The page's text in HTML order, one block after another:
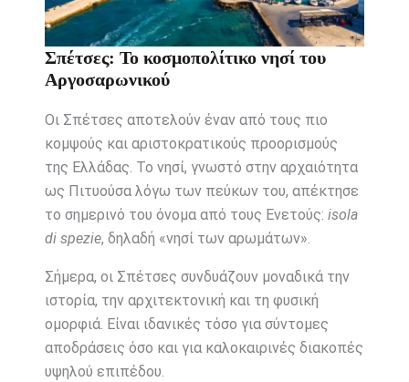
Σπέτσες: Το κοσμοπολίτικο νησί του
Αργοσαρωνικού
Οι Σπέτσες αποτελούν έναν από τους πιο
κομψούς και αριστοκρατικούς προορισμούς
της Ελλάδας. Το νησί, γνωστό στην αρχαιότητα
ως Πιτυούσα λόγω των πεύκων του, απέκτησε
το σημερινό του όνομα από τους Ενετούς: isola
di spezie, δηλαδή «νησί των αρωμάτων».
Σήμερα, οι Σπέτσες συνδυάζουν μοναδικά την
ιστορία, την αρχιτεκτονική και τη φυσική
ομορφιά. Είναι ιδανικές τόσο για σύντομες
αποδράσεις όσο και για καλοκαιρινές διακοπές
υψηλού επιπέδου.